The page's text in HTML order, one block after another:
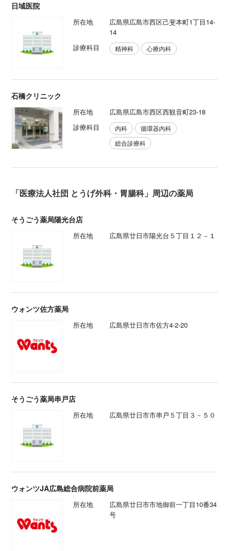
日域医院
所在地
広島県広島市西区己斐本町1丁目14-
14
診療科目
精神科 心療内科
石橋クリニック
所在地
広島県広島市西区西観音町23-18
診療科目
内科
循環器内科
総合診療科
「医療法人社団 とうげ外科・胃腸科」周辺の薬局
そうごう薬局陽光台店
所在地 広島県廿日市陽光台５丁目１２－１
ウォンツ佐方薬局
所在地 広島県廿日市市佐方4-2-20
そうごう薬局串戸店
所在地 広島県廿日市市串戸５丁目３－５０
ウォンツJA広島総合病院前薬局
所在地
広島県廿日市市地御前一丁目10番34
号